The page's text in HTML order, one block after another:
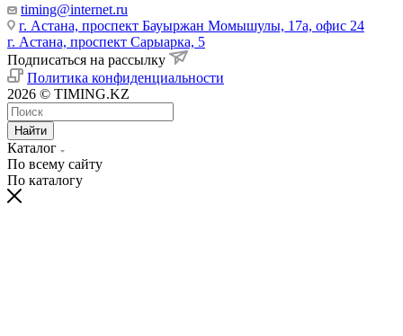
timing@internet.ru
г. Астана, проспект Бауыржан Момышулы, 17а, офис 24
г. Астана, проспект Сарыарка, 5
Подписаться на рассылку
Политика конфиденциальности
2026 © TIMING.KZ
Найти
Каталог
По всему сайту
По каталогу